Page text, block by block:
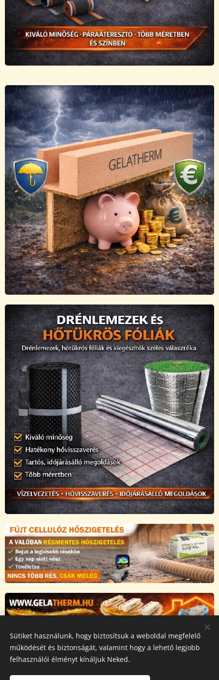
Az oldalt a Novarix Pro Kft működteti, a weboldalon
megjelenő összes tartalmatszerzői jog védi,
Sütiket használunk, hogy biztosítsuk a weboldal megfelelő
működését és biztonságát, valamint hogy a lehető legjobb
felhasználói élményt kínáljuk Neked.